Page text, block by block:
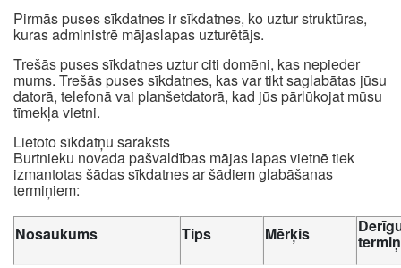
Pirmās puses sīkdatnes ir sīkdatnes, ko uztur struktūras,
kuras administrē mājaslapas uzturētājs.
Trešās puses sīkdatnes uztur citi domēni, kas nepieder
mums. Trešās puses sīkdatnes, kas var tikt saglabātas jūsu
datorā, telefonā vai planšetdatorā, kad jūs pārlūkojat mūsu
tīmekļa vietni.
Lietoto sīkdatņu saraksts
Burtnieku novada pašvaldības mājas lapas vietnē tiek
izmantotas šādas sīkdatnes ar šādiem glabāšanas
termiņiem:
Nosaukums Tips Mērķis